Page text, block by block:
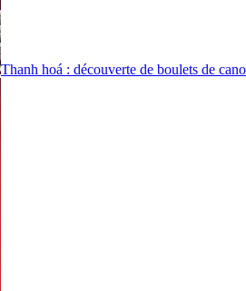
Thanh hoá : découverte de boulets de